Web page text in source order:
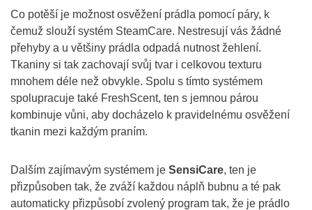
Co potěší je možnost osvěžení prádla pomocí páry, k
čemuž slouží systém SteamCare. Nestresují vás žádné
přehyby a u většiny prádla odpadá nutnost žehlení.
Tkaniny si tak zachovají svůj tvar i celkovou texturu
mnohem déle než obvykle. Spolu s tímto systémem
spolupracuje také FreshScent, ten s jemnou párou
kombinuje vůni, aby docházelo k pravidelnému osvěžení
tkanin mezi každým praním.
Dalším zajímavým systémem je SensiCare, ten je
přizpůsoben tak, že zváží každou náplň bubnu a té pak
automaticky přizpůsobí zvolený program tak, že je prádlo